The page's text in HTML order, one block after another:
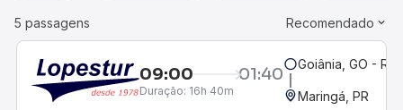
5 passagens Recomendado
09:00 01:40
Duração: 16h 40m
Goiânia, GO -
Maringá, PR